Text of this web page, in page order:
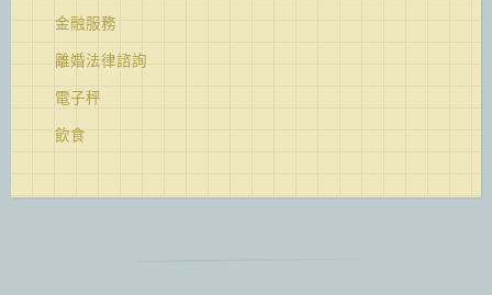
金融服務
離婚法律諮詢
電子秤
飲食